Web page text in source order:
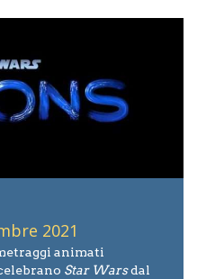
2021
animati
Star Warsdal